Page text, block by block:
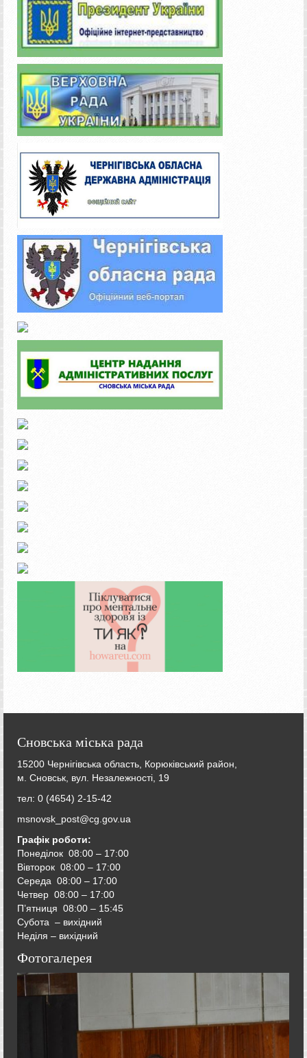
Сновська міська рада
15200 Чернігівська область, Корюківський район,
м. Сновськ, вул. Незалежності, 19
тел: 0 (4654) 2-15-42
msnovsk_post@cg.gov.ua
Графік роботи:
Понеділок 08:00 – 17:00
Вівторок 08:00 – 17:00
Середа 08:00 – 17:00
Четвер 08:00 – 17:00
П’ятниця 08:00 – 15:45
Субота – вихідний
Неділя – вихідний
Фотогалерея